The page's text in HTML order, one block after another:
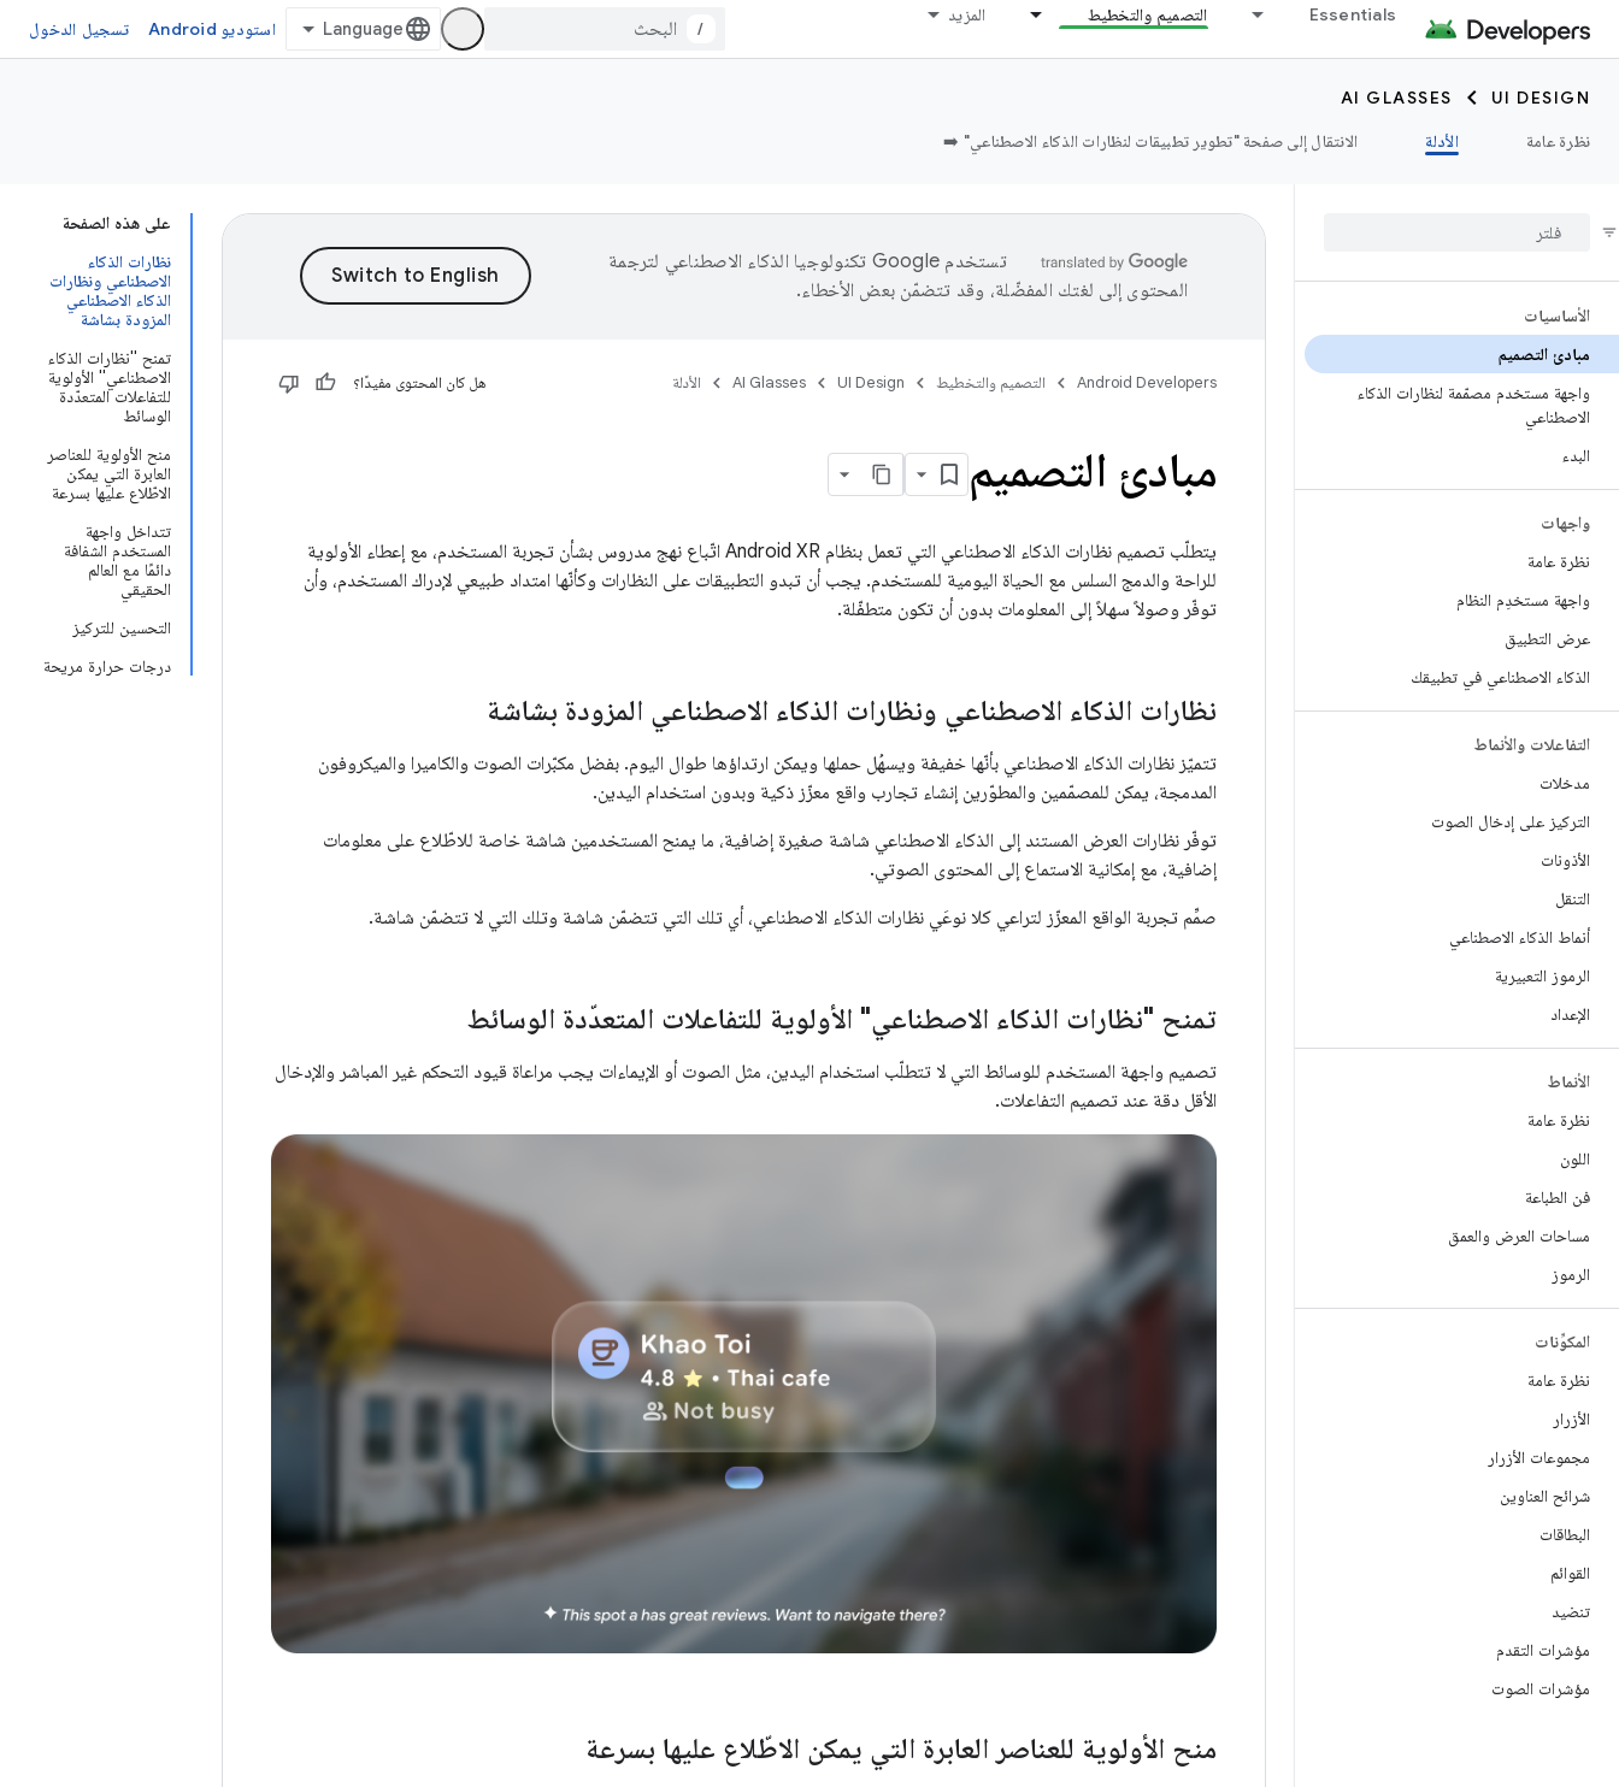
Essentials التصميم والتخطيط المزيد
/ استوديو Android تسجيل الدخول
UI DESIGN
AI GLASSES
نظرة عامة
الأدلة الانتقال إلى صفحة "تطوير تطبيقات لنظارات الذكاء الاصطناعي" ➡️
الأساسيات
مبادئ التصميم
واجهة مستخدم مصمّمة لنظارات الذكاء
الاصطناعي
البدء
واجهات
نظرة عامة
واجهة مستخدِم النظام
عرض التطبيق
الذكاء الاصطناعي في تطبيقك
التفاعلات والأنماط
مدخلات
التركيز على إدخال الصوت
الأذونات
التنقل
أنماط الذكاء الاصطناعي
الرموز التعبيرية
الإعداد
الأنماط
نظرة عامة
اللون
فن الطباعة
مساحات العرض والعمق
الرموز
المكوِّنات
نظرة عامة
الأزرار
مجموعات الأزرار
شرائح العناوين
البطاقات
القوائم
تنضيد
مؤشرات التقدم
مؤشرات الصوت
على هذه الصفحة
نظارات الذكاء
الاصطناعي ونظارات
الذكاء الاصطناعي
المزودة بشاشة
تمنح "نظارات الذكاء
الاصطناعي" الأولوية
للتفاعلات المتعدّدة
الوسائط
منح الأولوية للعناصر
العابرة التي يمكن
الاطّلاع عليها بسرعة
تتداخل واجهة
المستخدم الشفافة
دائمًا مع العالم
الحقيقي
التحسين للتركيز
درجات حرارة مريحة
تستخدم Google تكنولوجيا الذكاء الاصطناعي لترجمة
المحتوى إلى لغتك المفضّلة، وقد تتضمّن بعض الأخطاء.
Android Developers التصميم والتخطيط UI Design
AI Glasses الأدلة هل كان المحتوى مفيدًا؟
مبادئ التصميم
يتطلّب تصميم نظارات الذكاء الاصطناعي التي تعمل بنظام Android XR اتّباع نهج مدروس بشأن تجربة المستخدم، مع إعطاء الأولوية
للراحة والدمج السلس مع الحياة اليومية للمستخدم. يجب أن تبدو التطبيقات على النظارات وكأنّها امتداد طبيعي لإدراك المستخدم، وأن
توفّر وصولاً سهلاً إلى المعلومات بدون أن تكون متطفّلة.
نظارات الذكاء الاصطناعي ونظارات الذكاء الاصطناعي المزودة بشاشة
تتميّز نظارات الذكاء الاصطناعي بأنّها خفيفة ويسهُل حملها ويمكن ارتداؤها طوال اليوم. بفضل مكبّرات الصوت والكاميرا والميكروفون
المدمجة، يمكن للمصمّمين والمطوّرين إنشاء تجارب واقع معزّز ذكية وبدون استخدام اليدين.
توفّر نظارات العرض المستند إلى الذكاء الاصطناعي شاشة صغيرة إضافية، ما يمنح المستخدمين شاشة خاصة للاطّلاع على معلومات
إضافية، مع إمكانية الاستماع إلى المحتوى الصوتي.
صمِّم تجربة الواقع المعزّز لتراعي كلا نوعَي نظارات الذكاء الاصطناعي، أي تلك التي تتضمّن شاشة وتلك التي لا تتضمّن شاشة.
تمنح "نظارات الذكاء الاصطناعي" الأولوية للتفاعلات المتعدّدة الوسائط
تصميم واجهة المستخدم للوسائط التي لا تتطلّب استخدام اليدين، مثل الصوت أو الإيماءات يجب مراعاة قيود التحكم غير المباشر والإدخال
الأقل دقة عند تصميم التفاعلات.
منح الأولوية للعناصر العابرة التي يمكن الاطّلاع عليها بسرعة